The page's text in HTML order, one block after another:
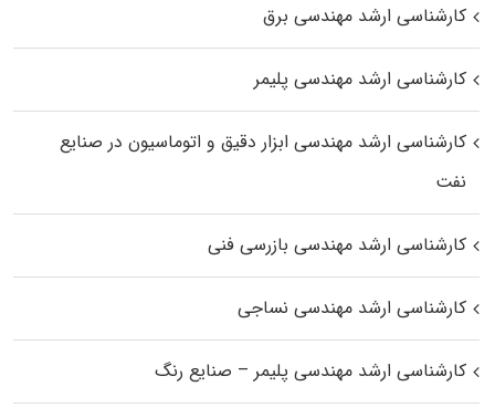
کارشناسی ارشد مهندسی برق
کارشناسی ارشد مهندسی پلیمر
کارشناسی ارشد مهندسی ابزار دقیق و اتوماسیون در صنایع
نفت
کارشناسی ارشد مهندسی بازرسی فنی
کارشناسی ارشد مهندسی نساجی
کارشناسی ارشد مهندسی پلیمر – صنایع رنگ